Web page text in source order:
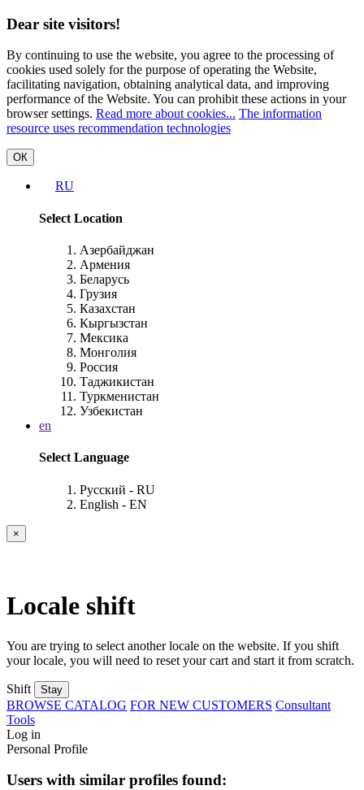
Dear site visitors!
By continuing to use the website, you agree to the processing of
cookies used solely for the purpose of operating the Website,
facilitating navigation, obtaining analytical data, and improving
performance of the Website. You can prohibit these actions in your
browser settings. Read more about cookies... The information
resource uses recommendation technologies
ОК
RU
Select Location
Азербайджан
Армения
Беларусь
Грузия
Казахстан
Кыргызстан
Мексика
Монголия
Россия
Таджикистан
Туркменистан
Узбекистан
en
Select Language
Русский - RU
English - EN
×
Locale shift
You are trying to select another locale on the website. If you shift
your locale, you will need to reset your cart and start it from scratch.
Shift Stay
BROWSE CATALOG FOR NEW CUSTOMERS Consultant
Tools
Log in
Personal Profile
Users with similar profiles found: